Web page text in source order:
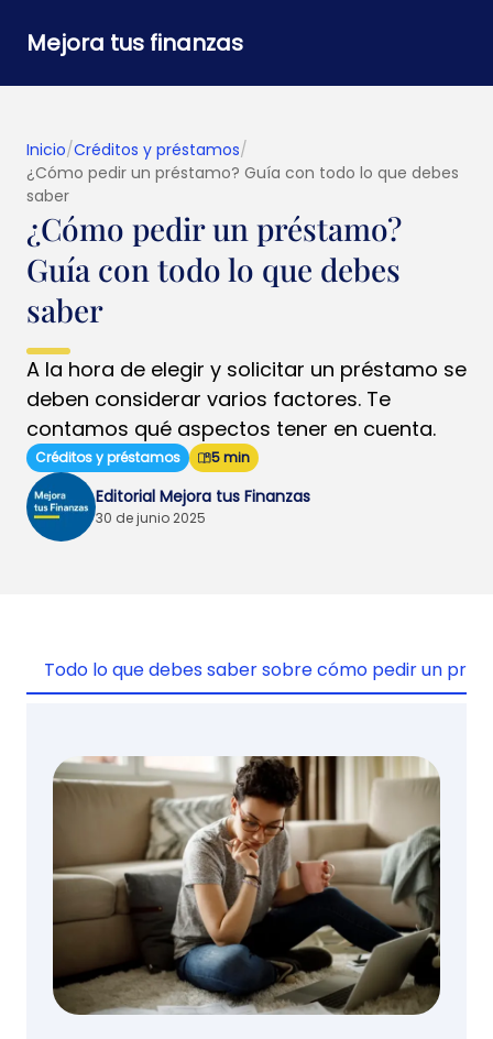
Mejora tus finanzas
Inicio/Créditos y préstamos/
¿Cómo pedir un préstamo? Guía con todo lo que debes
saber
¿Cómo pedir un préstamo?
Guía con todo lo que debes
saber
A la hora de elegir y solicitar un préstamo se
deben considerar varios factores. Te
contamos qué aspectos tener en cuenta.
Créditos y préstamos 5 min
Editorial Mejora tus Finanzas
30 de junio 2025
Todo lo que debes saber sobre cómo pedir un